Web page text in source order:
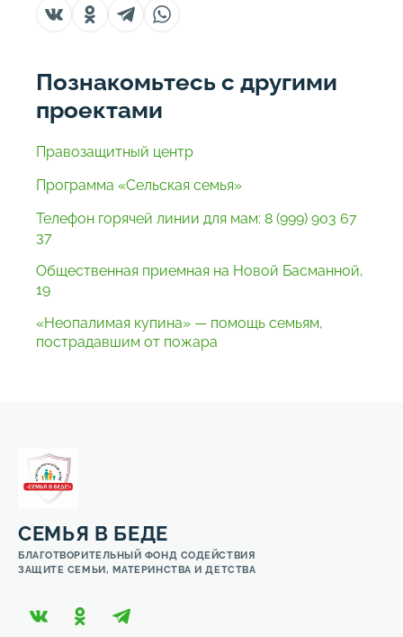
Познакомьтесь с другими
проектами
Правозащитный центр
Программа «Сельская семья»
Телефон горячей линии для мам: 8 (999) 903 67
37
Общественная приемная на Новой Басманной,
19
«Неопалимая купина» — помощь семьям,
пострадавшим от пожара
СЕМЬЯ В БЕДЕ
БЛАГОТВОРИТЕЛЬНЫЙ ФОНД СОДЕЙСТВИЯ
ЗАЩИТЕ СЕМЬИ, МАТЕРИНСТВА И ДЕТСТВА